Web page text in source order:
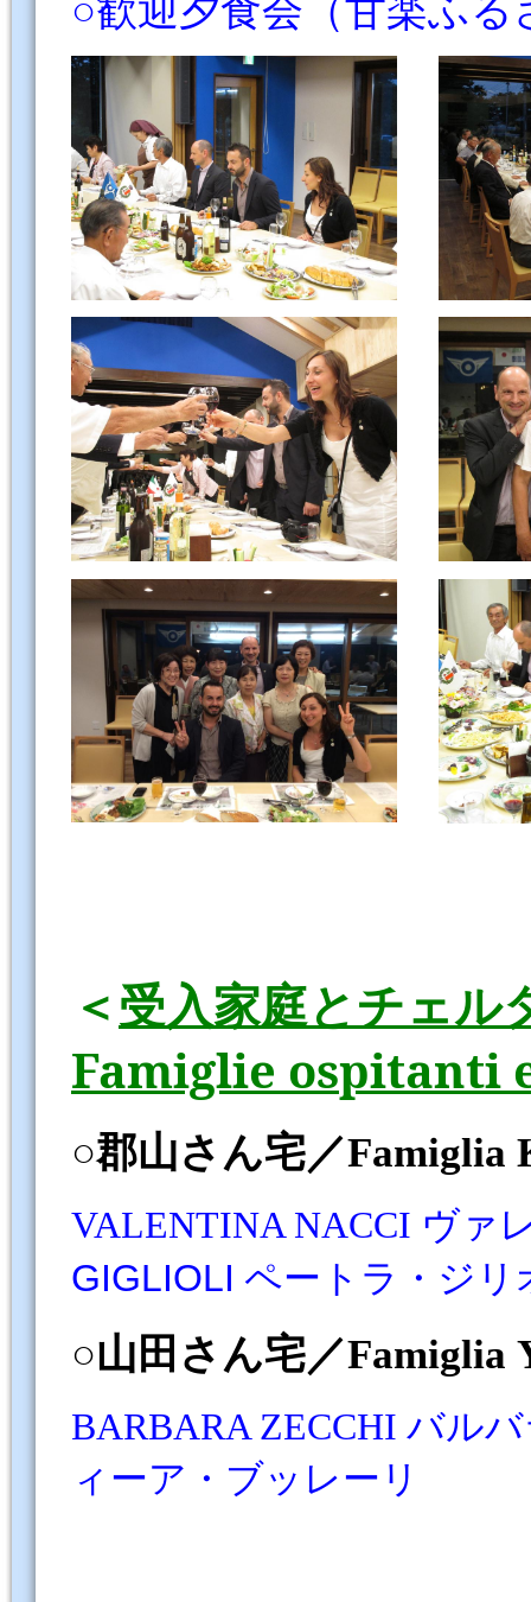
○歓迎夕食会（甘楽ふ
＜受入家庭とチェル
Famiglie ospitanti
○郡山さん宅／Famiglia
VALENTINA NACCI ヴァ
GIGLIOLI ペートラ・ジリ
○山田さん宅／Famiglia
BARBARA ZECCHI バル
ィーア・ブッレーリ